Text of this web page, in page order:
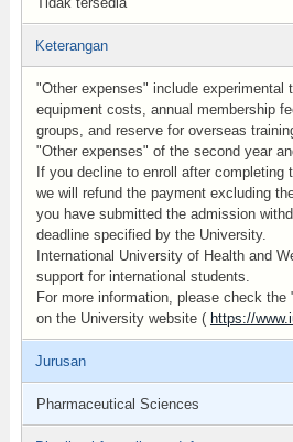
Keterangan
"Other expenses" include experimental
equipment costs, annual membership
groups, and reserve for overseas
"Other expenses" of the second year
If you decline to enroll after completing
we will refund the payment excluding
you have submitted the admission
deadline specified by the University.
International University of Health and
support for international students.
For more information, please check
on the University website ( https://
Jurusan
Pharmaceutical Sciences